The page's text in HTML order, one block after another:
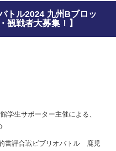
トル2024 九州Bブロッ
観戦者大募集！】
学生サポーター主催による、
書評合戦ビブリオバトル 鹿児